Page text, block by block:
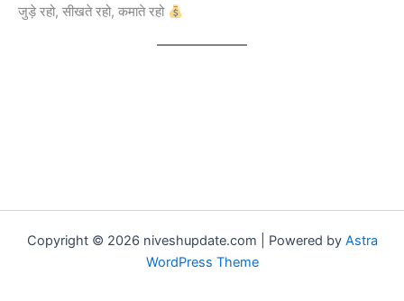
जुड़े रहो, सीखते रहो, कमाते रहो
Copyright © 2026 niveshupdate.com | Powered by Astra
WordPress Theme